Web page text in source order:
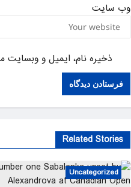
وب‌ سایت
ذخیره نام، ایمیل و وبسایت
Related Stories
Uncategorized